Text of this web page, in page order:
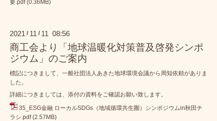
要.pdf (0.36MB)
2021 / 11 / 11 08:56
商工会より「地球温暖化対策普及啓発シンポ
ジウム」のご案内
標記につきまして、一般社団法人あきた地球環境会議から周知依頼がありま
した。
詳細につきましては、添付の資料をご確認お願い致します。
35_ESG金融 ローカルSDGs（地域循環共生圏）シンポジウムin秋田チ
ラシ.pdf (2.57MB)